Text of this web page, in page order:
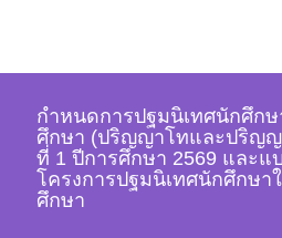
กำหนดการปฐมนิเทศนักศึก
ศึกษา (ปริญญาโทและปริญญ
ที่ 1 ปีการศึกษา 2569 และแ
โครงการปฐมนิเทศนักศึกษ
ศึกษา